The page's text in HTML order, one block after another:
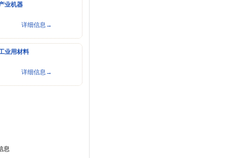
业机器
详细信息→
业用材料
详细信息→
息